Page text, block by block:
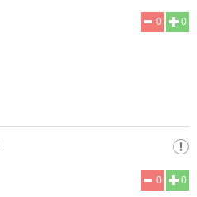
0
0
0
0